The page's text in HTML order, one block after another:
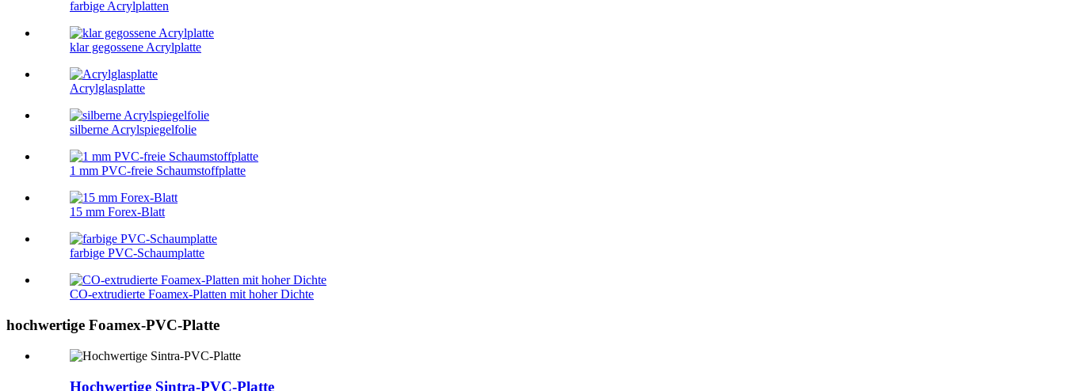
farbige Acrylplatten
klar gegossene Acrylplatte
Acrylglasplatte
silberne Acrylspiegelfolie
1 mm PVC-freie Schaumstoffplatte
15 mm Forex-Blatt
farbige PVC-Schaumplatte
CO-extrudierte Foamex-Platten mit hoher Dichte
hochwertige Foamex-PVC-Platte
Hochwertige Sintra-PVC-Platte